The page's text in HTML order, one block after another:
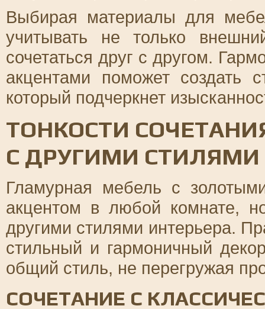
Выбирая материалы для
учитывать не только
сочетаться друг с другом.
акцентами поможет создать
который подчеркнет
ТОНКОСТИ
С ДРУГИМИ СТИЛЯМИ
Гламурная мебель с
акцентом в любой комнате,
другими стилями интерьера.
стильный и гармоничный
общий стиль, не перегружая
СОЧЕТАНИЕ С